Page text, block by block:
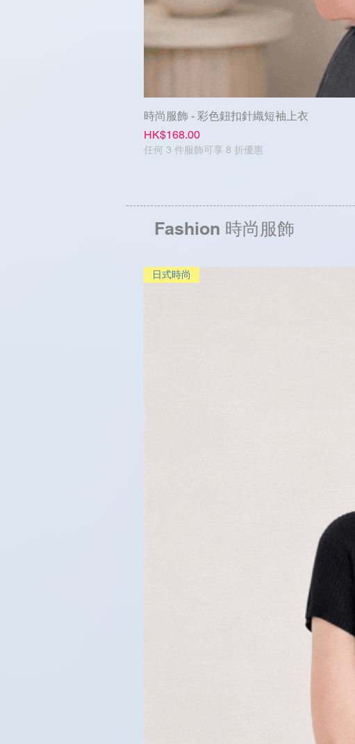
時尚服飾 - 彩色鈕扣針織短袖上衣
Price
HK$168.00
任何 3 件服飾可享 8 折優惠
Fashion 時尚服飾
日式時尚